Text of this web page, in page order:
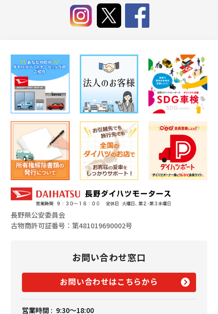
長野県公安委員会
古物商許可証番号：第481019690002号
お問い合わせ窓口
お問い合わせはこちらから
営業時間 : 9:30〜18:00